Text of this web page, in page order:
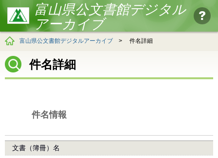
富山県公文書館デジタル
アーカイブ
富山県公文書館デジタルアーカイブ > 件名詳細
件名詳細
件名情報
文書（簿冊）名